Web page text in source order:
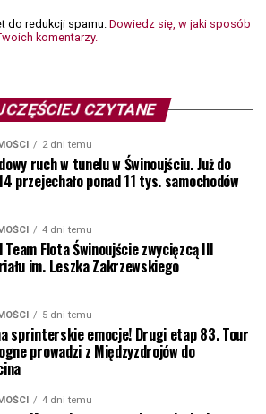
do redukcji spamu.Dowiedz się, w jaki sposób
komentarzy.
CZYTANE
2 dni temu
ruch w tunelu w Świnoujściu. Już do
przejechało ponad 11 tys. samochodów
4 dni temu
Flota Świnoujście zwycięzcą III
im. Leszka Zakrzewskiego
5 dni temu
sprinterskie emocje! Drugi etap 83. Tour
prowadzi z Międzyzdrojów do
4 dni temu